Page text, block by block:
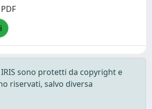
sono protetti da copyright e
riservati, salvo diversa